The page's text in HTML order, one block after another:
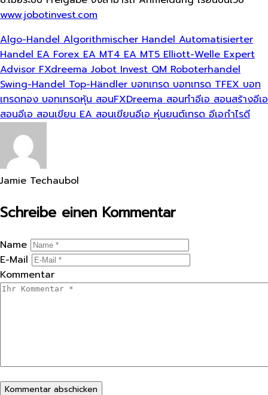
www.jobotinvest.com
Algo-HandelAlgorithmischer HandelAutomatisierter
HandelEA ForexEA MT4EA MT5Elliott-WelleExpert
AdvisorFXdreemaJobot InvestQMRoboterhandel
Swing-HandelTop-Händlerบอทเทรดบอทเทรด TFEXบอท
เทรดทองบอทเทรดหุ้นสอนFXDreemaสอนทำอีเอสอนสร้างอีเอ
สอนอีเอสอนเขียน EAสอนเขียนอีเอหุ่นยนต์เทรดอีเอกำไรดี
Jamie Techaubol
Schreibe einen Kommentar
Name
E-Mail
Kommentar
Kommentar abschicken